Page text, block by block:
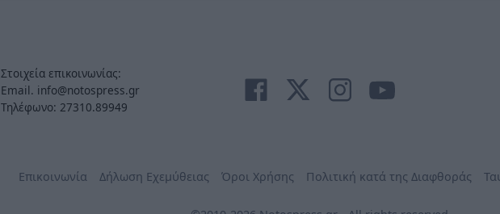
Στοιχεία επικοινωνίας:
Email. info@notospress.gr
Τηλέφωνο: 27310.89949
Επικοινωνία Δήλωση Εχεμύθειας Όροι Χρήσης Πολιτική κατά της Διαφθοράς